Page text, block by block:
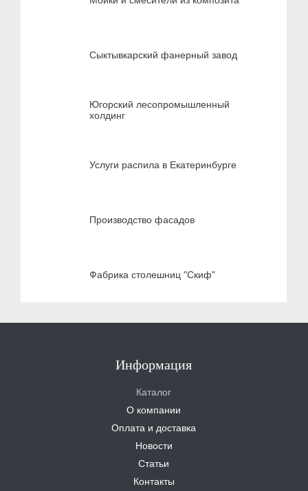
Сыктывкарский фанерный завод
Югорский лесопромышленный
холдинг
Услуги распила в Екатеринбурге
Производство фасадов
Фабрика столешниц "Скиф"
Информация
Каталог
О компании
Оплата и доставка
Новости
Статьи
Контакты